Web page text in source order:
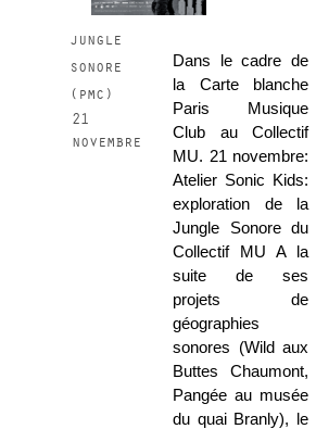
jungle
sonore
(pmc)
21
novembre
Dans le cadre de
la Carte blanche
Paris Musique
Club au Collectif
MU. 21 novembre:
Atelier Sonic Kids:
exploration de la
Jungle Sonore du
Collectif MU A la
suite de ses
projets de
géographies
sonores (Wild aux
Buttes Chaumont,
Pangée au musée
du quai Branly), le